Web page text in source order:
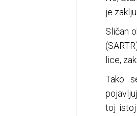
je
Sličan
lice,
Tako
toj istoj